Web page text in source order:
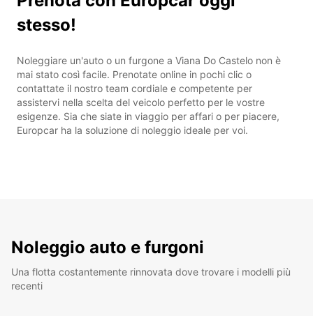
stesso!
Noleggiare un'auto o un furgone a Viana Do Castelo non è
mai stato così facile. Prenotate online in pochi clic o
contattate il nostro team cordiale e competente per
assistervi nella scelta del veicolo perfetto per le vostre
esigenze. Sia che siate in viaggio per affari o per piacere,
Europcar ha la soluzione di noleggio ideale per voi.
Noleggio auto e furgoni
Una flotta costantemente rinnovata dove trovare i modelli più
recenti